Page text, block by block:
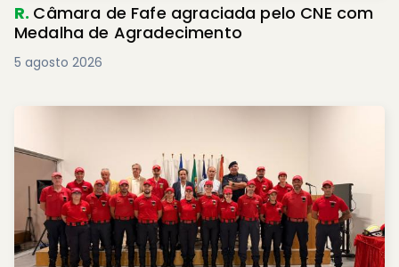
R. Câmara de Fafe agraciada pelo CNE com
Medalha de Agradecimento
5 agosto 2026